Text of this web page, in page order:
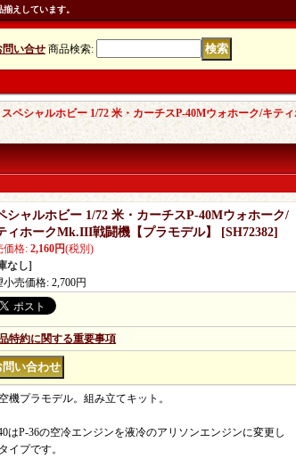
えしています。
問い合せ 商品検索:
スペシャルホビー 1/72 米・カーチスP-40Mウォホーク/キテ
シャルホビー 1/72 米・カーチスP-40Mウォホーク/
ィホークMk.III戦闘機【プラモデル】
[SH72382]
価格: 2,160円(税別)
なし]
小売価格: 2,700円
特約に関する重要事項
機プラモデル。組み立てキット。
はP-36の空冷エンジンを液冷のアリソンエンジンに変更し
イプです。